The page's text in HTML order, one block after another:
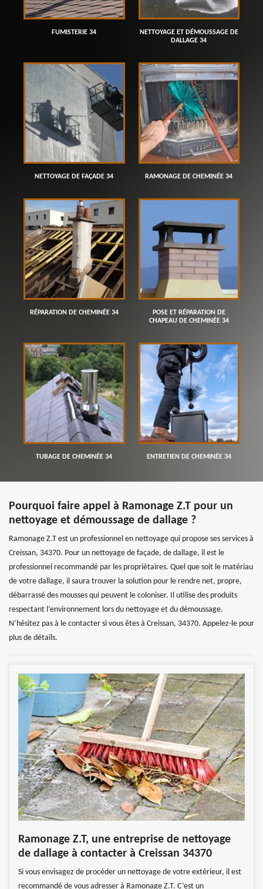
FUMISTERIE 34
NETTOYAGE ET DÉMOUSSAGE DE
DALLAGE 34
NETTOYAGE DE FAÇADE 34 RAMONAGE DE CHEMINÉE 34
RÉPARATION DE CHEMINÉE 34
POSE ET RÉPARATION DE
CHAPEAU DE CHEMINÉE 34
TUBAGE DE CHEMINÉE 34 ENTRETIEN DE CHEMINÉE 34
Pourquoi faire appel à Ramonage Z.T pour un
nettoyage et démoussage de dallage ?
Ramonage Z.T est un professionnel en nettoyage qui propose ses services à
Creissan, 34370. Pour un nettoyage de façade, de dallage, il est le
professionnel recommandé par les propriétaires. Quel que soit le matériau
de votre dallage, il saura trouver la solution pour le rendre net, propre,
débarrassé des mousses qui peuvent le coloniser. Il utilise des produits
respectant l’environnement lors du nettoyage et du démoussage.
N’hésitez pas à le contacter si vous êtes à Creissan, 34370. Appelez-le pour
plus de détails.
Ramonage Z.T, une entreprise de nettoyage
de dallage à contacter à Creissan 34370
Si vous envisagez de procéder un nettoyage de votre extérieur, il est
recommandé de vous adresser à Ramonage Z.T. C’est un